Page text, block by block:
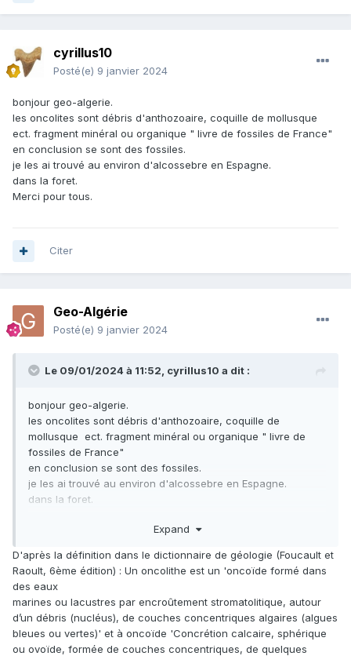
cyrillus10
Posté(e) 9 janvier 2024
bonjour geo-algerie.
les oncolites sont débris d'anthozoaire, coquille de mollusque
ect. fragment minéral ou organique " livre de fossiles de France"
en conclusion se sont des fossiles.
je les ai trouvé au environ d'alcossebre en Espagne.
dans la foret.
Merci pour tous.
Citer
Geo-Algérie
Posté(e) 9 janvier 2024
Le 09/01/2024 à 11:52, cyrillus10 a dit :
bonjour geo-algerie.
les oncolites sont débris d'anthozoaire, coquille de
mollusque ect. fragment minéral ou organique " livre de
fossiles de France"
en conclusion se sont des fossiles.
je les ai trouvé au environ d'alcossebre en Espagne.
dans la foret.
Expand
D'après la définition dans le dictionnaire de géologie (Foucault et
Raoult, 6ème édition) : Un oncolithe est un 'oncoïde formé dans
des eaux
marines ou lacustres par encroûtement stromatolitique, autour
d’un débris (nucléus), de couches concentriques algaires (algues
bleues ou vertes)' et à oncoïde 'Concrétion calcaire, sphérique
ou ovoïde, formée de couches concentriques, de quelques